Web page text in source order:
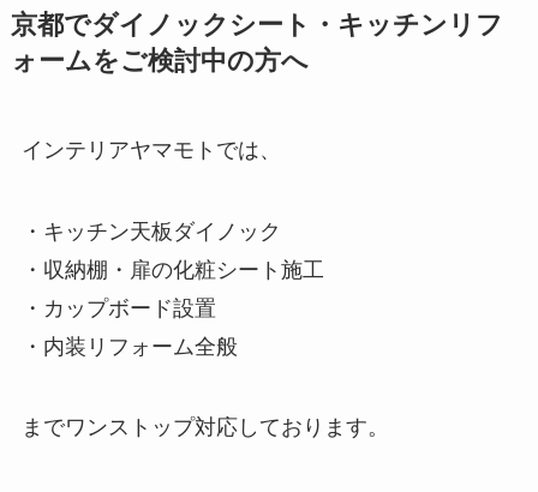
京都でダイノックシート・キッチンリフ
ォームをご検討中の方へ
インテリアヤマモトでは、
・キッチン天板ダイノック
・収納棚・扉の化粧シート施工
・カップボード設置
・内装リフォーム全般
までワンストップ対応しております。